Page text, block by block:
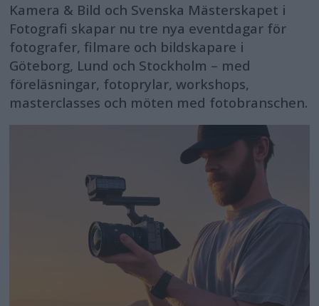
Kamera & Bild och Svenska Mästerskapet i
Fotografi skapar nu tre nya eventdagar för
fotografer, filmare och bildskapare i
Göteborg, Lund och Stockholm – med
föreläsningar, fotoprylar, workshops,
masterclasses och möten med fotobranschen.